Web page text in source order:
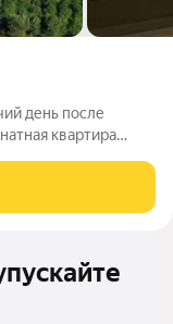
день после
квартира
на